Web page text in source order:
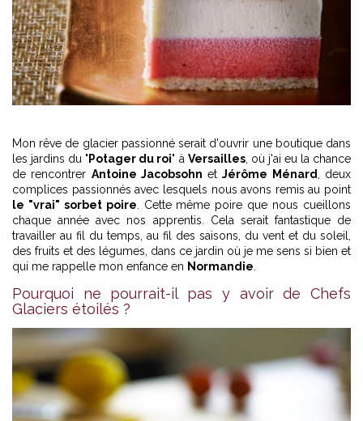
Mon rêve de glacier passionné serait d'ouvrir une boutique dans
les jardins du " Potager du roi" à Versailles, où j'ai eu la chance
de rencontrer Antoine Jacobsohn etJérôme Ménard
, deux
complices passionnés avec lesquels nous avons remis au point
le "vrai" sorbet poire . Cette même poire que nous cueillons
chaque année avec nos apprentis. Cela serait fantastique de
travailler au fil du temps, au fil des saisons, du vent et du soleil,
des fruits et des légumes, dans ce jardin où je me sens si bien et
qui me rappelle mon enfance en Normandie
Pourquoi ne pourrait-il pas y avoir de Chefs
Glaciers étoilés ?